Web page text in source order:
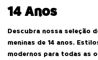
14 Anos
Descubra nossa seleção
meninas de 14 anos.
modernos para todas as